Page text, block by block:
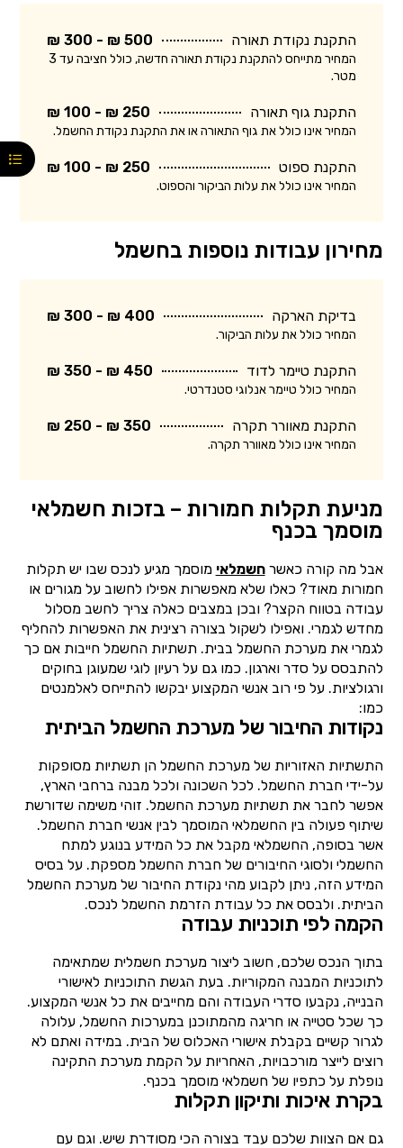
התקנת נקודת תאורה 500 ₪ - 300 ₪
המחיר מתייחס להתקנת נקודת תאורה חדשה, כולל חציבה עד 3
מטר.
התקנת גוף תאורה 250 ₪ - 100 ₪
המחיר אינו כולל את גוף התאורה או את התקנת נקודת החשמל.
התקנת ספוט 250 ₪ - 100 ₪
המחיר אינו כולל את עלות הביקור והספוט.
מחירון עבודות נוספות בחשמל
בדיקת הארקה 400 ₪ - 300 ₪
המחיר כולל את עלות הביקור.
התקנת טיימר לדוד 450 ₪ - 350 ₪
המחיר כולל טיימר אנלוגי סטנדרטי.
התקנת מאוורר תקרה 350 ₪ - 250 ₪
המחיר אינו כולל מאוורר תקרה.
מניעת תקלות חמורות – בזכות חשמלאי
מוסמך בכנף
אבל מה קורה כאשרחשמלאי מוסמך מגיע לנכס שבו יש תקלות
חמורות מאוד? כאלו שלא מאפשרות אפילו לחשוב על מגורים או
עבודה בטווח הקצר? ובכן במצבים כאלה צריך לחשב מסלול
מחדש לגמרי. ואפילו לשקול בצורה רצינית את האפשרות להחליף
לגמרי את מערכת החשמל בבית. תשתיות החשמל חייבות אם כך
להתבסס על סדר וארגון. כמו גם על רעיון לוגי שמעוגן בחוקים
ורגולציות. על פי רוב אנשי המקצוע יבקשו להתייחס לאלמנטים
כמו:
נקודות החיבור של מערכת החשמל הביתית
התשתיות האזוריות של מערכת החשמל הן תשתיות מסופקות
על-ידי חברת החשמל. לכל השכונה ולכל מבנה ברחבי הארץ,
אפשר לחבר את תשתיות מערכת החשמל. זוהי משימה שדורשת
שיתוף פעולה בין החשמלאי המוסמך לבין אנשי חברת החשמל.
אשר בסופה, החשמלאי מקבל את כל המידע בנוגע למתח
החשמלי ולסוגי החיבורים של חברת החשמל מספקת. על בסיס
המידע הזה, ניתן לקבוע מהי נקודת החיבור של מערכת החשמל
הביתית. ולבסס את כל עבודת הזרמת החשמל לנכס.
הקמה לפי תוכניות עבודה
בתוך הנכס שלכם, חשוב ליצור מערכת חשמלית שמתאימה
לתוכניות המבנה המקוריות. בעת הגשת התוכניות לאישורי
הבנייה, נקבעו סדרי העבודה והם מחייבים את כל אנשי המקצוע.
כך שכל סטייה או חריגה מהמתוכנן במערכות החשמל, עלולה
לגרור קשיים בקבלת אישורי האכלוס של הבית. במידה ואתם לא
רוצים לייצר מורכבויות, האחריות על הקמת מערכת התקינה
נופלת על כתפיו של חשמלאי מוסמך בכנף.
בקרת איכות ותיקון תקלות
גם אם הצוות שלכם עבד בצורה הכי מסודרת שיש. וגם עם